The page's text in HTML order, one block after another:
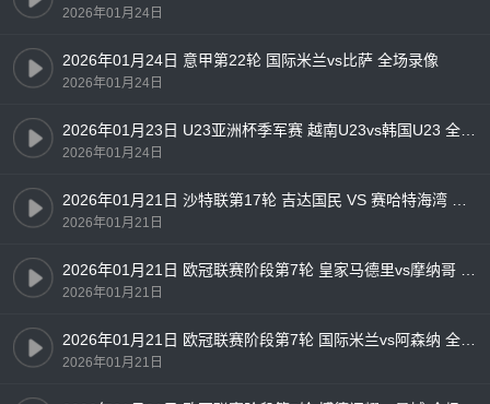
2026年01月24日
2026年01月24日 意甲第22轮 国际米兰vs比萨 全场录像
2026年01月24日
2026年01月24日
2026年01月21日
2026年01月21日
2026年01月21日